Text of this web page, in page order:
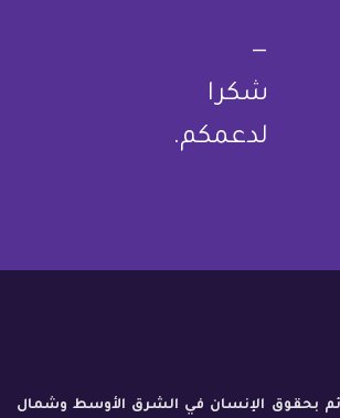
—
شكرا
لدعمكم.
بحقوق الإنسان في الشرق الأوسط وشمال